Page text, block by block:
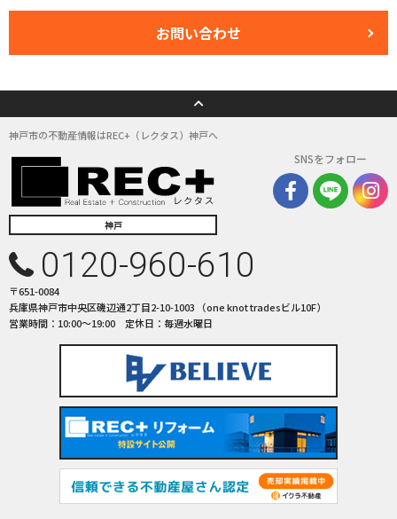
お問い合わせ
神戸市の不動産情報はREC+（レクタス）神戸へ
神戸
SNSをフォロー
0120-960-610
〒651-0084
兵庫県神戸市中央区磯辺通2丁目2-10-1003 （one knot tradesビル10F）
営業時間：10:00〜19:00 定休日：毎週水曜日